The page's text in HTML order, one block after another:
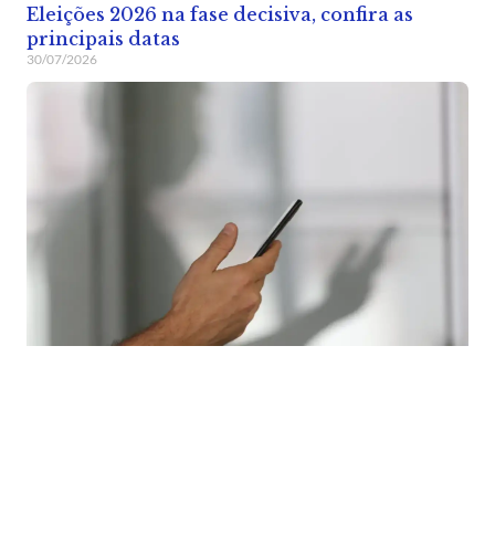
Eleições 2026 na fase decisiva, confira as
principais datas
30/07/2026